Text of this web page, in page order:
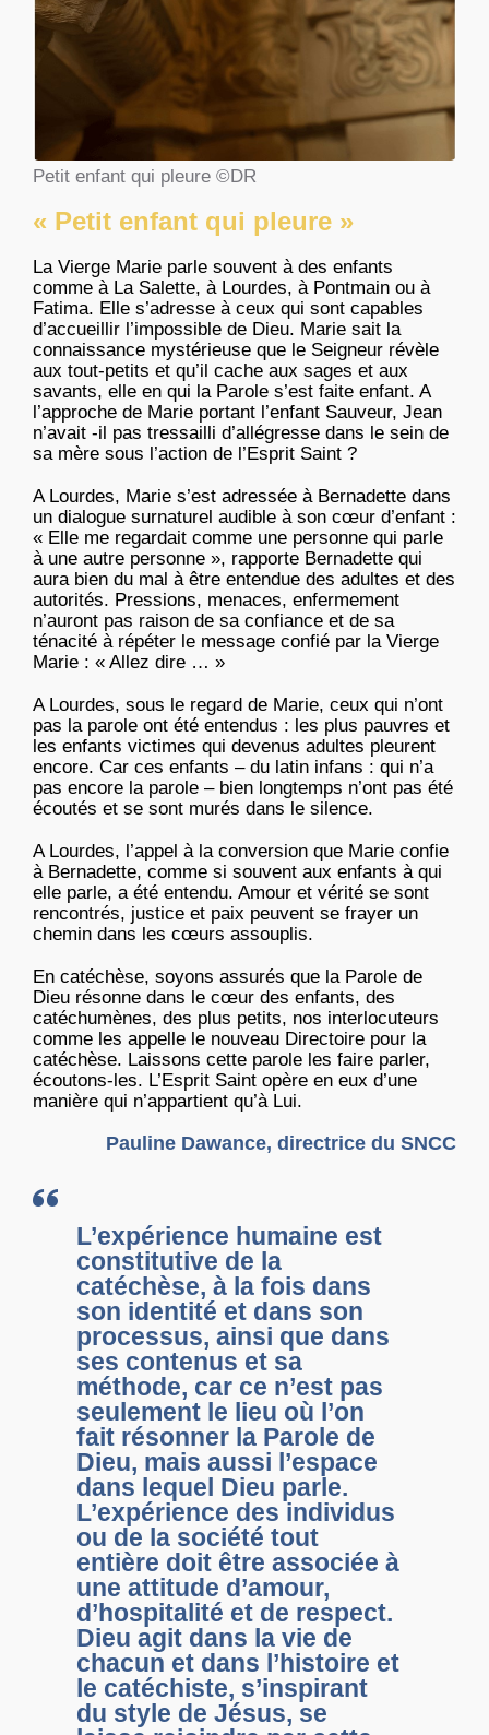
Petit enfant qui pleure ©DR
« Petit enfant qui pleure »
La Vierge Marie parle souvent à des enfants
comme à La Salette, à Lourdes, à Pontmain ou à
Fatima. Elle s’adresse à ceux qui sont capables
d’accueillir l’impossible de Dieu. Marie sait la
connaissance mystérieuse que le Seigneur révèle
aux tout-petits et qu’il cache aux sages et aux
savants, elle en qui la Parole s’est faite enfant. A
l’approche de Marie portant l’enfant Sauveur, Jean
n’avait -il pas tressailli d’allégresse dans le sein de
sa mère sous l’action de l’Esprit Saint ?
A Lourdes, Marie s’est adressée à Bernadette dans
un dialogue surnaturel audible à son cœur d’enfant :
« Elle me regardait comme une personne qui parle
à une autre personne », rapporte Bernadette qui
aura bien du mal à être entendue des adultes et des
autorités. Pressions, menaces, enfermement
n’auront pas raison de sa confiance et de sa
ténacité à répéter le message confié par la Vierge
Marie : « Allez dire … »
A Lourdes, sous le regard de Marie, ceux qui n’ont
pas la parole ont été entendus : les plus pauvres et
les enfants victimes qui devenus adultes pleurent
encore. Car ces enfants – du latin infans : qui n’a
pas encore la parole – bien longtemps n’ont pas été
écoutés et se sont murés dans le silence.
A Lourdes, l’appel à la conversion que Marie confie
à Bernadette, comme si souvent aux enfants à qui
elle parle, a été entendu. Amour et vérité se sont
rencontrés, justice et paix peuvent se frayer un
chemin dans les cœurs assouplis.
En catéchèse, soyons assurés que la Parole de
Dieu résonne dans le cœur des enfants, des
catéchumènes, des plus petits, nos interlocuteurs
comme les appelle le nouveau Directoire pour la
catéchèse. Laissons cette parole les faire parler,
écoutons-les. L’Esprit Saint opère en eux d’une
manière qui n’appartient qu’à Lui.
Pauline Dawance, directrice du SNCC
L’expérience humaine est
constitutive de la
catéchèse, à la fois dans
son identité et dans son
processus, ainsi que dans
ses contenus et sa
méthode, car ce n’est pas
seulement le lieu où l’on
fait résonner la Parole de
Dieu, mais aussi l’espace
dans lequel Dieu parle.
L’expérience des individus
ou de la société tout
entière doit être associée à
une attitude d’amour,
d’hospitalité et de respect.
Dieu agit dans la vie de
chacun et dans l’histoire et
le catéchiste, s’inspirant
du style de Jésus, se